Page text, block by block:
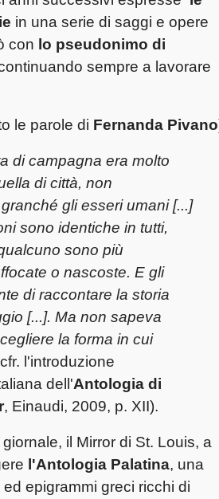
in una serie di saggi e opere
con lo pseudonimo di
sempre a lavorare
le parole di Fernanda Pivano
di campagna era molto
di città, non
gli esseri umani [...]
sono identiche in tutti,
sono più
o nascoste. E gli
di raccontare la storia
[...]. Ma non sapeva
la forma in cui
l'introduzione
dell'Antologia di
, Einaudi, 2009, p. XII).
il Mirror di St. Louis, a
l'Antologia Palatina, una
epigrammi greci ricchi di